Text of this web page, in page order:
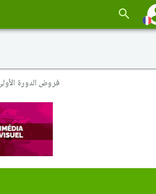
فروض الدورة الأولى